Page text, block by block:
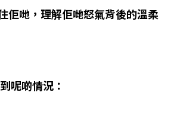
佢哋，理解佢哋怒氣背後的溫柔
呢啲情況：